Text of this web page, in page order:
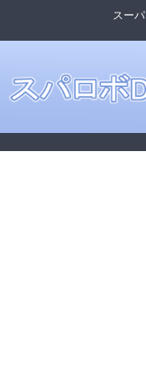
スー